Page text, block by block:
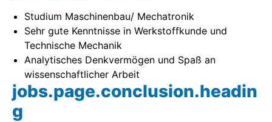
Studium Maschinenbau/ Mechatronik
Sehr gute Kenntnisse in Werkstoffkunde und
Technische Mechanik
Analytisches Denkvermögen und Spaß an
wissenschaftlicher Arbeit
jobs.page.conclusion.headin
g